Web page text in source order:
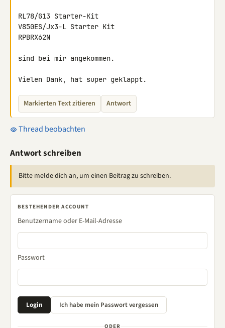
RL78/G13 Starter-Kit
V850ES/Jx3-L Starter Kit
RPBRX62N
sind bei mir angekommen.
Vielen Dank, hat super geklappt.
Markierten Text zitieren Antwort
Thread beobachten
Antwort schreiben
Bitte melde dich an, um einen Beitrag zu schreiben.
BESTEHENDER ACCOUNT
Benutzername oder E-Mail-Adresse
Passwort
ODER